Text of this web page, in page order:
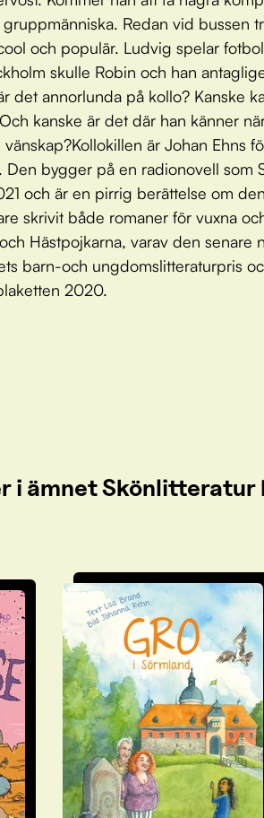
Redan vid bussen
och populär. Ludvig spelar
skulle Robin och han
det annorlunda på kollo? Kanske
kanske är det där han känner
är Johan Ehns
Den bygger på en radionovell som
och är en pirrig berättelse om
skrivit både romaner för vuxna
Hästpojkarna, varav den senare
barn-och ungdomslitteraturpris
2020.
i ämnet Skönlitteratur